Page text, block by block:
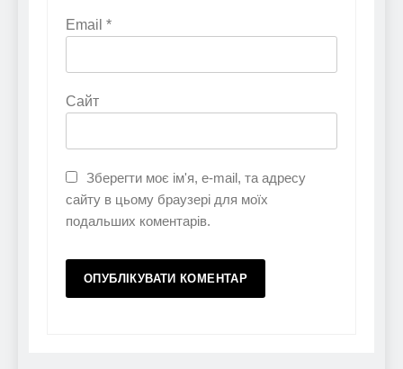
Email *
Сайт
Зберегти моє ім'я, e-mail, та адресу
сайту в цьому браузері для моїх
подальших коментарів.